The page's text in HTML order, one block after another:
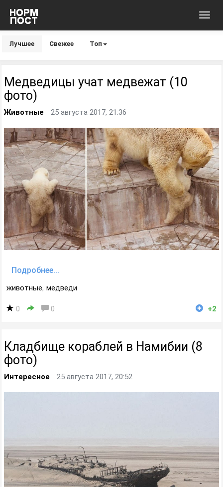
Лучшее Свежее Топ
Медведицы учат медвежат (10
фото)
Животные 25 августа 2017, 21:36
Подробнее...
животные, медведи
0 0 +2
Кладбище кораблей в Намибии (8
фото)
Интересное 25 августа 2017, 20:52